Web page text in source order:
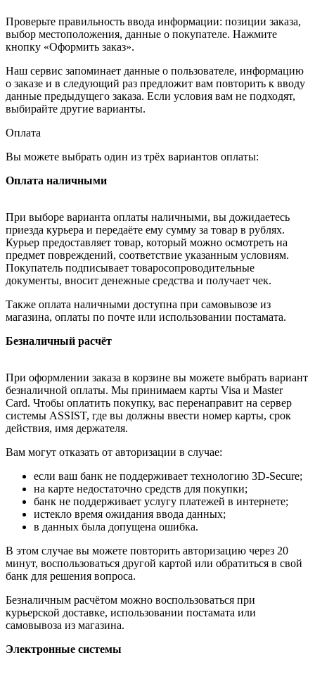
Проверьте правильность ввода информации: позиции заказа,
выбор местоположения, данные о покупателе. Нажмите
кнопку «Оформить заказ».
Наш сервис запоминает данные о пользователе, информацию
о заказе и в следующий раз предложит вам повторить к вводу
данные предыдущего заказа. Если условия вам не подходят,
выбирайте другие варианты.
Оплата
Вы можете выбрать один из трёх вариантов оплаты:
Оплата наличными
При выборе варианта оплаты наличными, вы дожидаетесь
приезда курьера и передаёте ему сумму за товар в рублях.
Курьер предоставляет товар, который можно осмотреть на
предмет повреждений, соответствие указанным условиям.
Покупатель подписывает товаросопроводительные
документы, вносит денежные средства и получает чек.
Также оплата наличными доступна при самовывозе из
магазина, оплаты по почте или использовании постамата.
Безналичный расчёт
При оформлении заказа в корзине вы можете выбрать вариант
безналичной оплаты. Мы принимаем карты Visa и Master
Card. Чтобы оплатить покупку, вас перенаправит на сервер
системы ASSIST, где вы должны ввести номер карты, срок
действия, имя держателя.
Вам могут отказать от авторизации в случае:
если ваш банк не поддерживает технологию 3D-Secure;
на карте недостаточно средств для покупки;
банк не поддерживает услугу платежей в интернете;
истекло время ожидания ввода данных;
в данных была допущена ошибка.
В этом случае вы можете повторить авторизацию через 20
минут, воспользоваться другой картой или обратиться в свой
банк для решения вопроса.
Безналичным расчётом можно воспользоваться при
курьерской доставке, использовании постамата или
самовывоза из магазина.
Электронные системы